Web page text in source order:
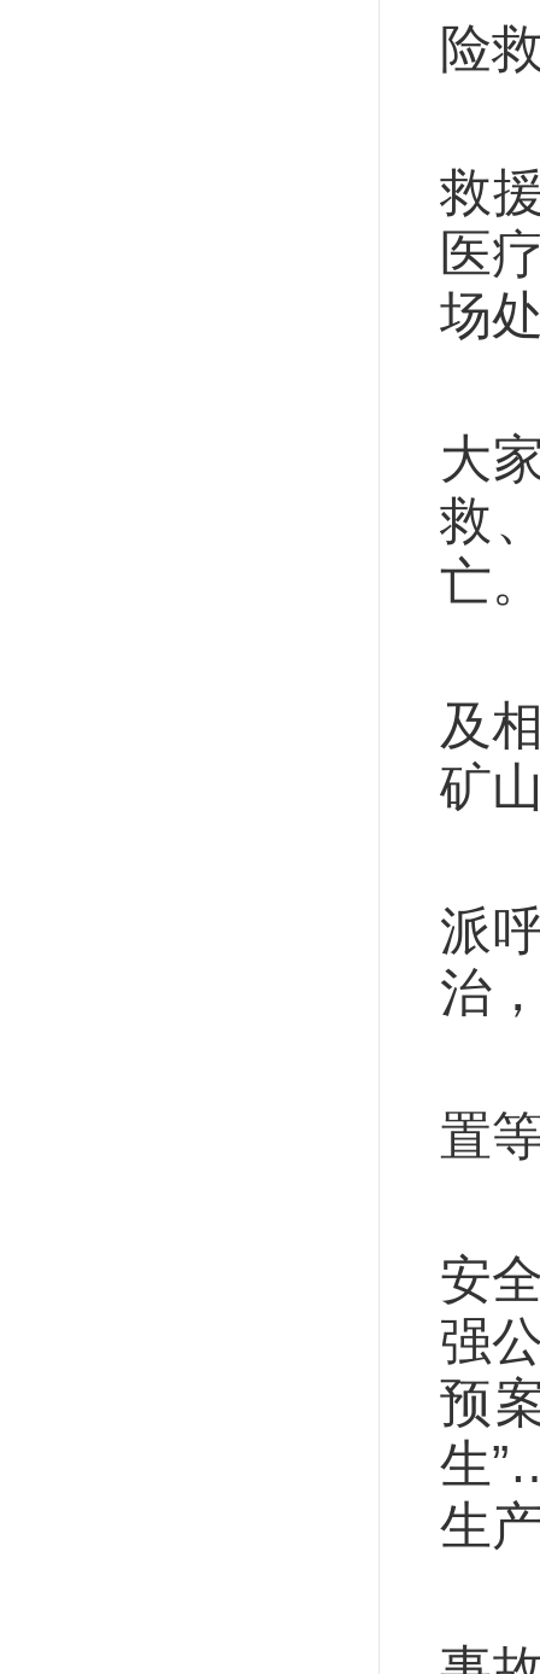
险
救
医
场
大
救
亡
及
矿
派
治
置
安
强
预
生
生